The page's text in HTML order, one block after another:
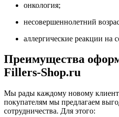
онкология;
несовершеннолетний
аллергические реакции на
Преимущества
Fillers-Shop.ru
Мы рады каждому новому
покупателям мы предлагаем
сотрудничества. Для этого: